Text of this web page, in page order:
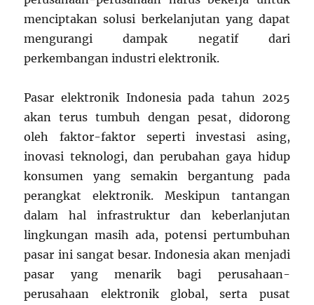
menciptakan solusi berkelanjutan yang dapat
mengurangi dampak negatif dari
perkembangan industri elektronik.
Pasar elektronik Indonesia pada tahun 2025
akan terus tumbuh dengan pesat, didorong
oleh faktor-faktor seperti investasi asing,
inovasi teknologi, dan perubahan gaya hidup
konsumen yang semakin bergantung pada
perangkat elektronik. Meskipun tantangan
dalam hal infrastruktur dan keberlanjutan
lingkungan masih ada, potensi pertumbuhan
pasar ini sangat besar. Indonesia akan menjadi
pasar yang menarik bagi perusahaan-
perusahaan elektronik global, serta pusat